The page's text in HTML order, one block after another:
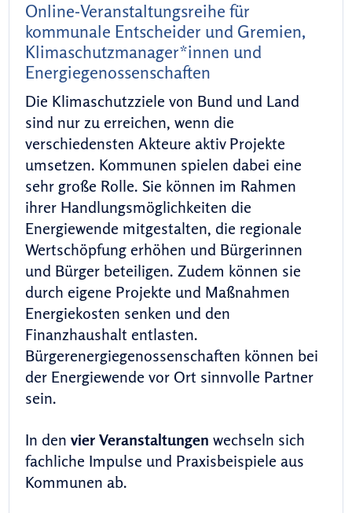
Online-Veranstaltungsreihe für
kommunale Entscheider und Gremien,
Klimaschutzmanager*innen und
Energiegenossenschaften
Die Klimaschutzziele von Bund und Land
sind nur zu erreichen, wenn die
verschiedensten Akteure aktiv Projekte
umsetzen. Kommunen spielen dabei eine
sehr große Rolle. Sie können im Rahmen
ihrer Handlungsmöglichkeiten die
Energiewende mitgestalten, die regionale
Wertschöpfung erhöhen und Bürgerinnen
und Bürger beteiligen. Zudem können sie
durch eigene Projekte und Maßnahmen
Energiekosten senken und den
Finanzhaushalt entlasten.
Bürgerenergiegenossenschaften können bei
der Energiewende vor Ort sinnvolle Partner
sein.
In den vier Veranstaltungen wechseln sich
fachliche Impulse und Praxisbeispiele aus
Kommunen ab.